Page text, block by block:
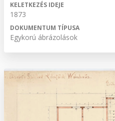
KELETKEZÉS IDEJE
1873
DOKUMENTUM TÍPUSA
Egykorú ábrázolások